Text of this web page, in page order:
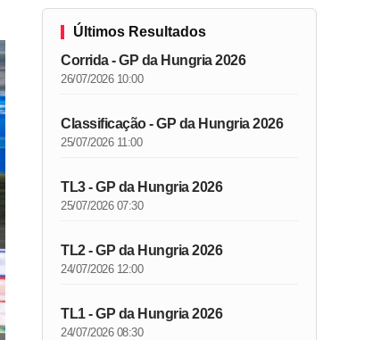
Últimos Resultados
Corrida - GP da Hungria 2026
26/07/2026 10:00
Classificação - GP da Hungria 2026
25/07/2026 11:00
TL3 - GP da Hungria 2026
25/07/2026 07:30
TL2 - GP da Hungria 2026
24/07/2026 12:00
TL1 - GP da Hungria 2026
24/07/2026 08:30